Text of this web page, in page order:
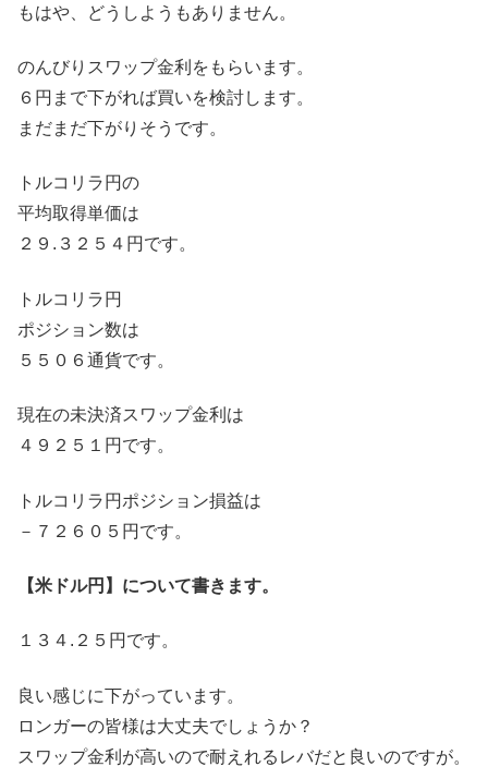
もはや、どうしようもありません。
のんびりスワップ金利をもらいます。
６円まで下がれば買いを検討します。
まだまだ下がりそうです。
トルコリラ円の
平均取得単価は
２９.３２５４円です。
トルコリラ円
ポジション数は
５５０６通貨です。
現在の未決済スワップ金利は
４９２５１円です。
トルコリラ円ポジション損益は
－７２６０５円です。
【米ドル円】について書きます。
１３４.２５円です。
良い感じに下がっています。
ロンガーの皆様は大丈夫でしょうか？
スワップ金利が高いので耐えれるレバだと良いのですが。